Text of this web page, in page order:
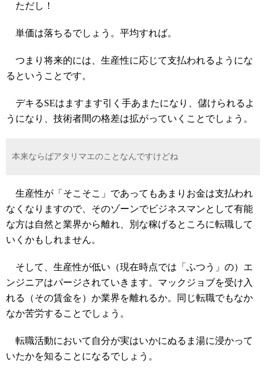
ただし！
単価は落ちるでしょう。平均すれば。
つまり将来的には、生産性に応じて支払われるようにな
るということです。
デキるSEはますます引く手あまたになり、儲けられるよ
うになり、技術者間の格差は拡がっていくことでしょう。
本来ならばアタリマエのことなんですけどね
生産性が「そこそこ」であってもあまりお金は支払われ
なくなりますので、そのゾーンでビジネスマンとして有能
な方は自然と業界から離れ、別な稼げるところに転職して
いくかもしれません。
そして、生産性が低い（現在時点では「ふつう」の）エ
ンジニアはパージされていきます。マックジョブを受け入
れる（その賃金を）か業界を離れるか。同じ転職でもなか
なか苦労することでしょう。
転職活動において自分が実はいかにぬるま湯に浸かって
いたかを知ることになるでしょう。